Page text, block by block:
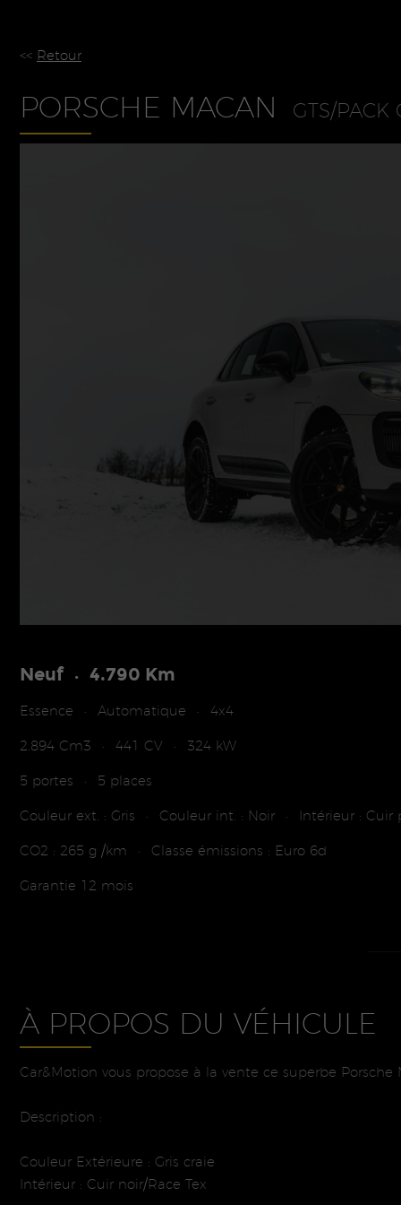
<< Retour
PORSCHE MACAN GTS/PACK
Neuf • 4.790 Km
Essence • Automatique • 4x4
2.894 Cm3 • 441 CV • 324 kW
5 portes • 5 places
Couleur ext. : Gris • Couleur int. : Noir • Intérieur : Cuir
CO2 : 265 g /km • Classe émissions : Euro 6d
Garantie 12 mois
À PROPOS DU VÉHICULE
Car&Motion vous propose à la vente ce superbe Porsche
Description :
Couleur Extérieure : Gris craie
Intérieur : Cuir noir/Race Tex